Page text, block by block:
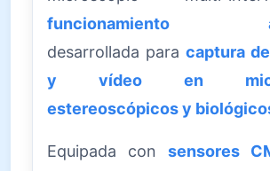
funcionamiento
desarrollada para captura
y vídeo en
estereoscópicos y
Equipada con sensores